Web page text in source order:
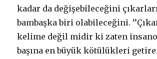
kadar da değişebileceğini
bambaşka biri olabileceğini.
kelime değil midir ki zaten
başına en büyük kötülükleri